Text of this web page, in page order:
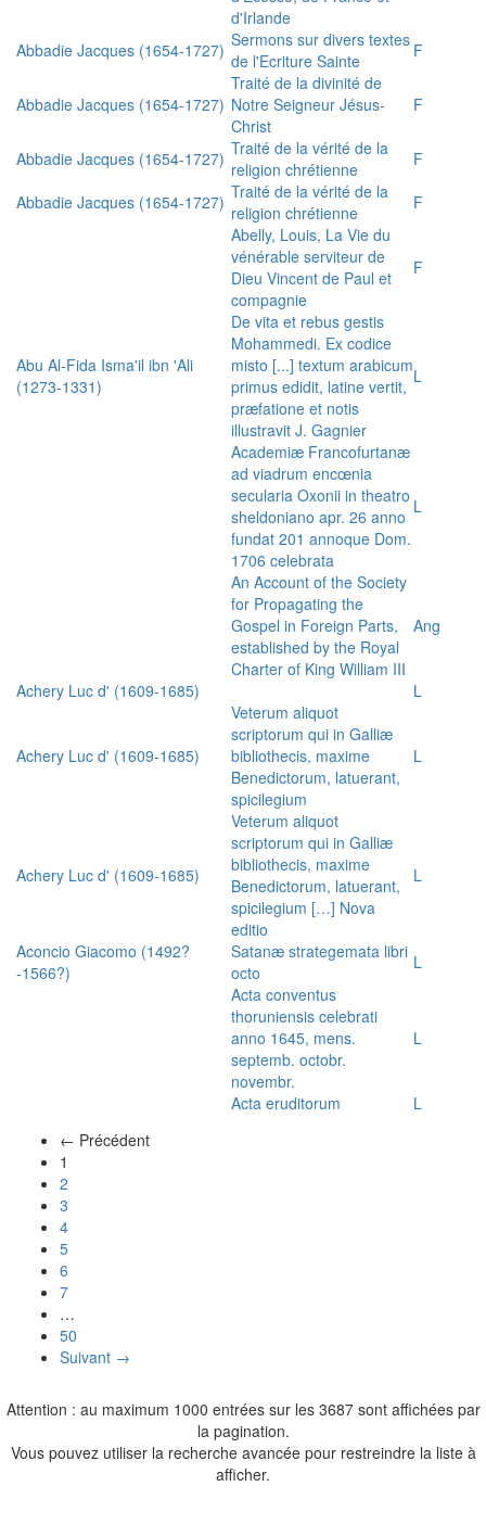
d'Irlande
Abbadie Jacques (1654-1727) Sermons sur divers textes
de l'Ecriture Sainte
F
Abbadie Jacques (1654-1727)
Traité de la divinité de
Notre Seigneur Jésus-
Christ
F
Abbadie Jacques (1654-1727) Traité de la vérité de la
religion chrétienne
F
Abbadie Jacques (1654-1727) Traité de la vérité de la
religion chrétienne
F
Abelly, Louis, La Vie du
vénérable serviteur de
Dieu Vincent de Paul et
compagnie
F
Abu Al-Fida Isma'il ibn 'Ali
(1273-1331)
De vita et rebus gestis
Mohammedi. Ex codice
misto [...] textum arabicum
primus edidit, latine vertit,
præfatione et notis
illustravit J. Gagnier
L
Academiæ Francofurtanæ
ad viadrum encœnia
secularia Oxonii in theatro
sheldoniano apr. 26 anno
fundat 201 annoque Dom.
1706 celebrata
L
An Account of the Society
for Propagating the
Gospel in Foreign Parts,
established by the Royal
Charter of King William III
Ang
Achery Luc d' (1609-1685) L
Achery Luc d' (1609-1685)
Veterum aliquot
scriptorum qui in Galliæ
bibliothecis, maxime
Benedictorum, latuerant,
spicilegium
L
Achery Luc d' (1609-1685)
Veterum aliquot
scriptorum qui in Galliæ
bibliothecis, maxime
Benedictorum, latuerant,
spicilegium […] Nova
editio
L
Aconcio Giacomo (1492?
-1566?)
Satanæ strategemata libri
octo
L
Acta conventus
thoruniensis celebrati
anno 1645, mens.
septemb. octobr.
novembr.
L
Acta eruditorum
L
← Précédent
1
2
3
4
5
6
7
…
50
Suivant →
Attention : au maximum 1000 entrées sur les 3687 sont affichées par
la pagination.
Vous pouvez utiliser la recherche avancée pour restreindre la liste à
afficher.